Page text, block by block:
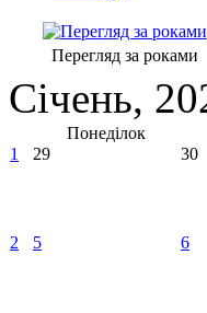
Перегляд за роками
Січень,
Понеділок
1
29 30
2 5 6